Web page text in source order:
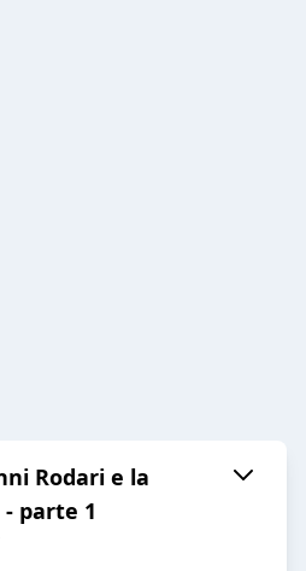
Rodari e la
parte 1